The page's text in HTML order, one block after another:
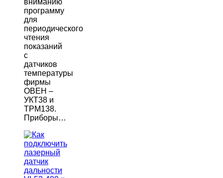
вниманию
программу
для
периодического
чтения
показаний
с
датчиков
температуры
фирмы
ОВЕН –
УКТ38 и
ТРМ138.
Приборы…